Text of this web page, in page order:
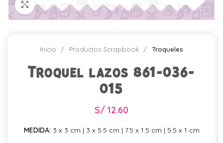
Click para agrandar
Inicio Productos Scrapbook Troqueles
Troquel lazos 861-036-
015
S/ 12.60
MEDIDA: 3 x 3 cm | 3 x 5.5 cm | 7.5 x 1.5 cm | 5.5 x 1 cm